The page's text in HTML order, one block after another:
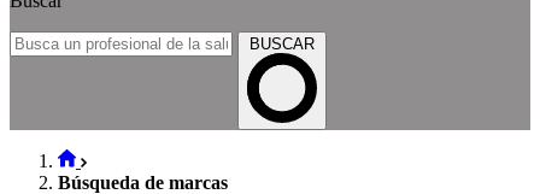
BUSCAR
Búsqueda de marcas